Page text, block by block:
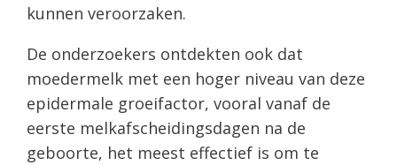
kunnen veroorzaken.
De onderzoekers ontdekten ook dat
moedermelk met een hoger niveau van deze
epidermale groeifactor, vooral vanaf de
eerste melkafscheidingsdagen na de
geboorte, het meest effectief is om te